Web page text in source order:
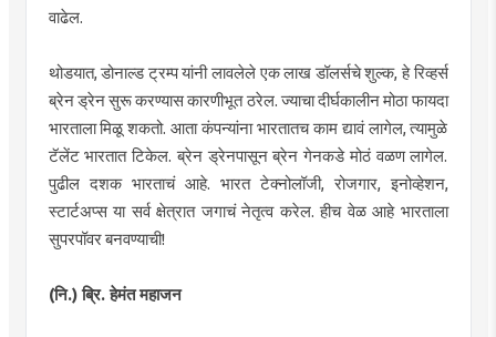
वाढेल.
थोडयात, डोनाल्ड ट्रम्प यांनी लावलेले एक लाख डॉलर्सचे शुल्क, हे रिव्हर्स
ब्रेन ड्रेन सुरू करण्यास कारणीभूत ठरेल. ज्याचा दीर्घकालीन मोठा फायदा
भारताला मिळू शकतो. आता कंपन्यांना भारतातच काम द्यावं लागेल, त्यामुळे
टॅलेंट भारतात टिकेल. ब्रेन ड्रेनपासून ब्रेन गेनकडे मोठं वळण लागेल.
पुढील दशक भारताचं आहे. भारत टेक्नोलॉजी, रोजगार, इनोव्हेशन,
स्टार्टअप्स या सर्व क्षेत्रात जगाचं नेतृत्व करेल. हीच वेळ आहे भारताला
सुपरपॉवर बनवण्याची!
(नि.) ब्रि. हेमंत महाजन